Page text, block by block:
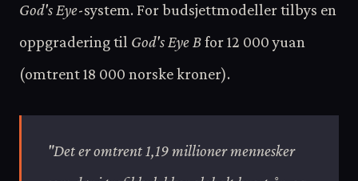
God's Eye-system. For budsjettmodeller tilbys en
oppgradering til God's Eye Bfor 12 000 yuan
(omtrent 18 000 norske kroner).
"Det er omtrent 1,19 millioner mennesker